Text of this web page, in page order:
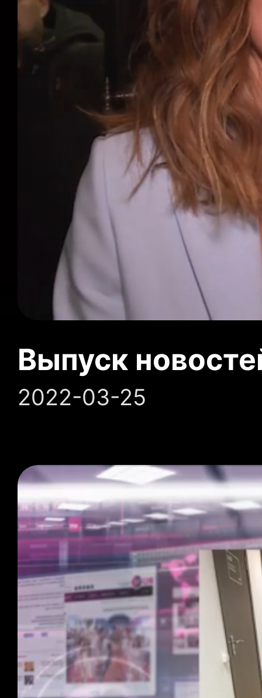
Выпуск
2022-03-25